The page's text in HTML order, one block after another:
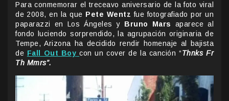
Para conmemorar el treceavo aniversario de la foto viral
de 2008, en la que Pete Wentz fue fotografiado por un
paparazzi en Los Ángeles y Bruno Mars aparece al
fondo luciendo sorprendido, la agrupación originaria de
Tempe, Arizona ha decidido rendir homenaje al bajista
de Fall Out Boy con un cover de la canción “Thnks Fr
Th Mmrs”.